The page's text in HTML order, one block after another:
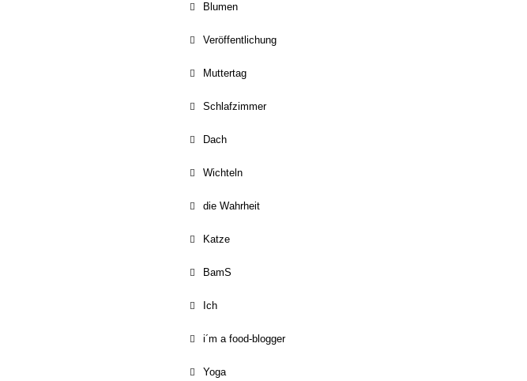
Blumen
Veröffentlichung
Muttertag
Schlafzimmer
Dach
Wichteln
die Wahrheit
Katze
BamS
Ich
i´m a food-blogger
Yoga